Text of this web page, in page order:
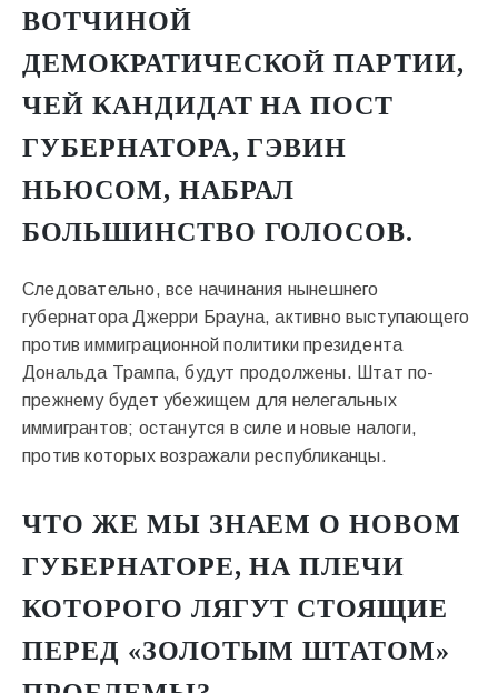
ВОТЧИНОЙ
ДЕМОКРАТИЧЕСКОЙ ПАРТИИ,
ЧЕЙ КАНДИДАТ НА ПОСТ
ГУБЕРНАТОРА,ГЭВИН
НЬЮСОМ, НАБРАЛ
БОЛЬШИНСТВО ГОЛОСОВ.
Следовательно, все начинания нынешнего
губернатора Джерри Брауна, активно выступающего
против иммиграционной политики президента
Дональда Трампа, будут продолжены. Штат по-
прежнему будет убежищем для нелегальных
иммигрантов; останутся в силе и новые налоги,
против которых возражали республиканцы.
ЧТО ЖЕ МЫ ЗНАЕМ О НОВОМ
ГУБЕРНАТОРЕ, НА ПЛЕЧИ
КОТОРОГО ЛЯГУТ СТОЯЩИЕ
ПЕРЕД «ЗОЛОТЫМ ШТАТОМ»